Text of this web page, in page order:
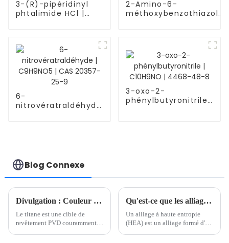
3-(R)-pipéridinyl
phtalimide HCl |
2-Amino-6-
méthoxybenzothiazole
6-
nitrovératraldéhyde
3-oxo-2-
phénylbutyronitrile
Blog Connexe
Divulgation : Couleur de revêtement PVD correspondant à diverses cibles et ses applications Cibles courantes et leurs couleurs de revêtement PVD correspondantes
Le titane est une cible de
revêtement PVD couramment
Qu'est-ce que les alliages à haute entropie ?
Un alliage à haute entropie
(HEA) est un alliage formé d'au